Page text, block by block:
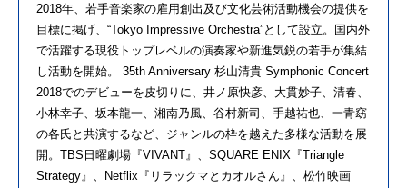
2018年、若手音楽家の雇用創出及び文化芸術活動機会の提供を
目標に掲げ、“Tokyo Impressive Orchestra”として設立。国内外
で活躍する現役トップレベルの演奏家や新進気鋭の若手が集結
し活動を開始。 35th Anniversary 杉山清貴 Symphonic Concert
2018でのデビューを皮切りに、井ノ原快彦、大貫妙子、清春、
小林幸子、坂本龍一、湘南乃風、谷村新司、手越祐也、一青窈
の各氏と共演するなど、ジャンルの枠を越えた多様な活動を展
開。TBS日曜劇場『VIVANT』、SQUARE ENIX『Triangle
Strategy』、Netflix『リラックマとカオルさん』、松竹映画